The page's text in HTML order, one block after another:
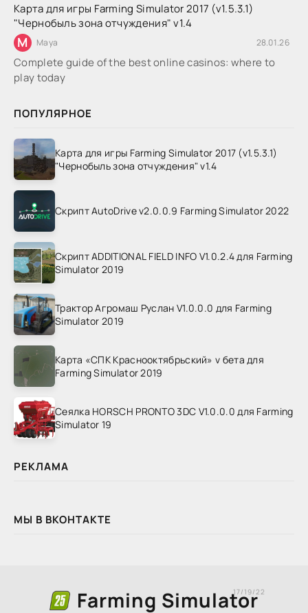
Карта для игры Farming Simulator 2017 (v1.5.3.1)
"Чернобыль зона отчуждения" v1.4
M Maya 28.01.26
Complete guide of the best online casinos: where to
play today
ПОПУЛЯРНОЕ
Карта для игры Farming Simulator 2017 (v1.5.3.1)
"Чернобыль зона отчуждения" v1.4
Скрипт AutoDrive v2.0.0.9 Farming Simulator 2022
Скрипт ADDITIONAL FIELD INFO V1.0.2.4 для Farming
Simulator 2019
Трактор Агромаш Руслан V1.0.0.0 для Farming
Simulator 2019
Карта «СПК Краснооктябрьский» v бета для
Farming Simulator 2019
Сеялка HORSCH PRONTO 3DC V1.0.0.0 для Farming
Simulator 19
РЕКЛАМА
МЫ В ВКОНТАКТЕ
Farming Simulator
17/19/22